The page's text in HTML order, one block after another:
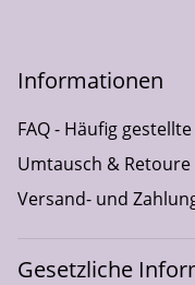
Informationen
FAQ - Häufig
Umtausch & Retoure
Versand- und
Gesetzliche